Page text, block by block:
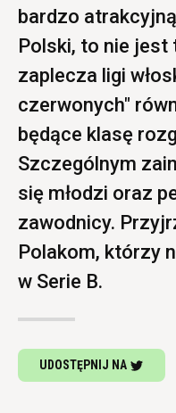
bardzo
Polski, to nie jest
zaplecza ligi
czerwonych"
będące klasę
Szczególnym
się młodzi oraz
zawodnicy.
Polakom, którzy
w Serie B.
UDOSTĘPNIJ NA